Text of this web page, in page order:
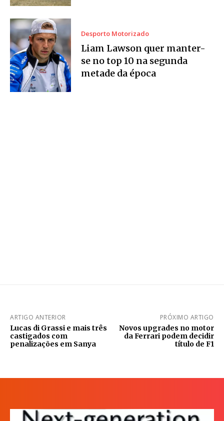
Desporto Motorizado
Liam Lawson quer manter-
se no top 10 na segunda
metade da época
ARTIGO ANTERIOR
Lucas di Grassi e mais três
castigados com
penalizações em Sanya
PRÓXIMO ARTIGO
Novos upgrades no motor
da Ferrari podem decidir
título de F1